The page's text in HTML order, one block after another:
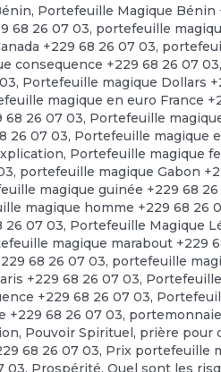
, Portefeuille Magique Bénin
68 26 07 03, portefeuille
+229 68 26 07 03,
consequence +229 68 26 07 03,
, Portefeuille magique Dollars
magique en euro France
68 26 07 03, Portefeuille
26 07 03, Portefeuille magique
, Portefeuille magique
, portefeuille magique Gabon
magique guinée +229 68
magique homme +229 68 26
26 07 03, Portefeuille Magique
magique marabout +229
68 26 07 03, portefeuille
+229 68 26 07 03,
+229 68 26 07 03,
+229 68 26 07 03,
, Pouvoir Spirituel, prière pour
68 26 07 03, Prix portefeuille
03, Prospérité,Quel sont les